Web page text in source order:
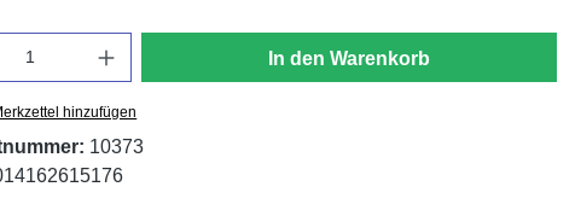
In den Warenkorb
hinzufügen
10373